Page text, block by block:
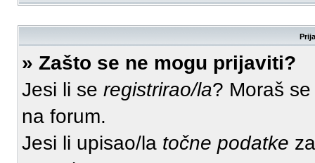
» Zašto se ne mogu prijaviti?
Jesi li se registrirao/la? Moraš
na forum.
Jesi li upisao/la točne podatke